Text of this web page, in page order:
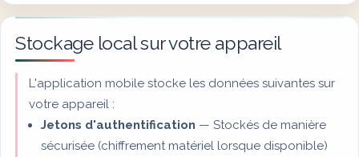
Stockage local sur votre appareil
L'application mobile stocke les données suivantes sur
votre appareil :
Jetons d'authentification — Stockés de manière
sécurisée (chiffrement matériel lorsque disponible)